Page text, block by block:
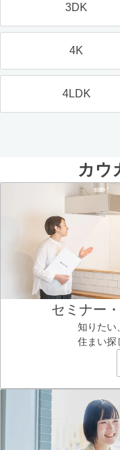
3DK
4K
4LDK
カウ
セミナー
知りたい
住まい探